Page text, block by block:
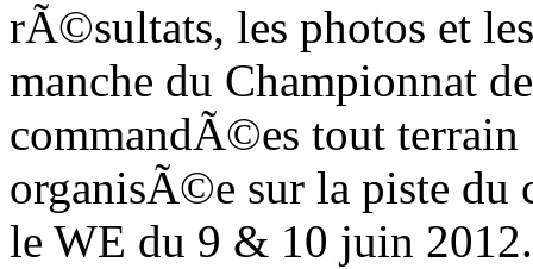
rÃ©sultats, les photos et
manche du Championnat
commandÃ©es tout
organisÃ©e sur la piste
le WE du 9 & 10 juin